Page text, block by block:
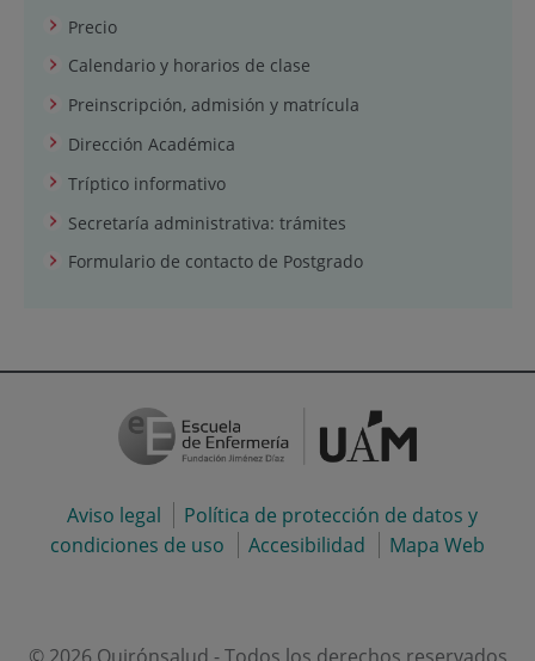
Precio
Calendario y horarios de clase
Preinscripción, admisión y matrícula
Dirección Académica
Tríptico informativo
Secretaría administrativa: trámites
Formulario de contacto de Postgrado
Aviso legal
Política de protección de datos y
condiciones de uso
Accesibilidad Mapa Web